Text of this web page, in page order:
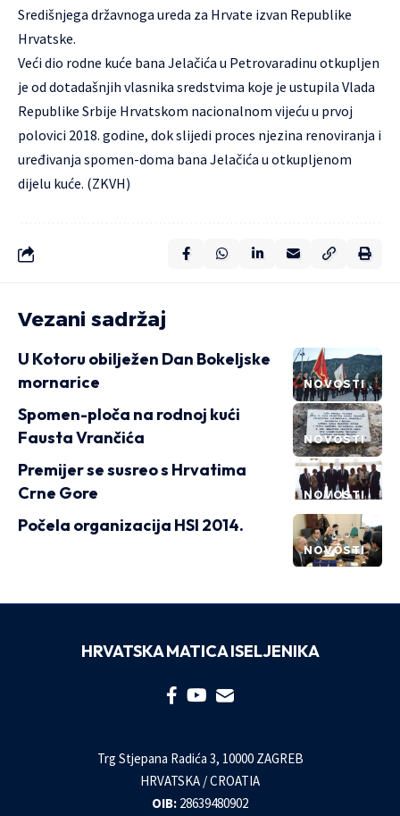
Središnjega državnoga ureda za Hrvate izvan Republike
Hrvatske.
Veći dio rodne kuće bana Jelačića u Petrovaradinu otkupljen
je od dotadašnjih vlasnika sredstvima koje je ustupila Vlada
Republike Srbije Hrvatskom nacionalnom vijeću u prvoj
polovici 2018. godine, dok slijedi proces njezina renoviranja i
uređivanja spomen-doma bana Jelačića u otkupljenom
dijelu kuće. (ZKVH)
Vezani sadržaj
NOVOSTI
U Kotoru obilježen Dan Bokeljske
mornarice
NOVOSTI
Spomen-ploča na rodnoj kući
Fausta Vrančića
NOVOSTI
Premijer se susreo s Hrvatima
Crne Gore
NOVOSTI
Počela organizacija HSI 2014.
HRVATSKA MATICA ISELJENIKA
Trg Stjepana Radića 3, 10000 ZAGREB
HRVATSKA / CROATIA
OIB: 28639480902